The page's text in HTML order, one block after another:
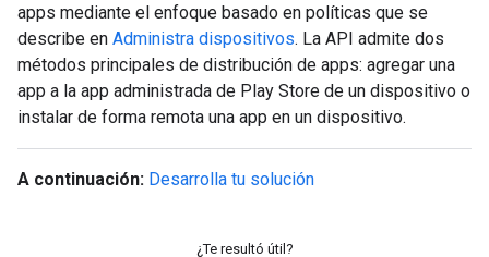
apps mediante el enfoque basado en políticas que se
describe en Administra dispositivos. La API admite dos
métodos principales de distribución de apps: agregar una
app a la app administrada de Play Store de un dispositivo o
instalar de forma remota una app en un dispositivo.
A continuación: Desarrolla tu solución
¿Te resultó útil?